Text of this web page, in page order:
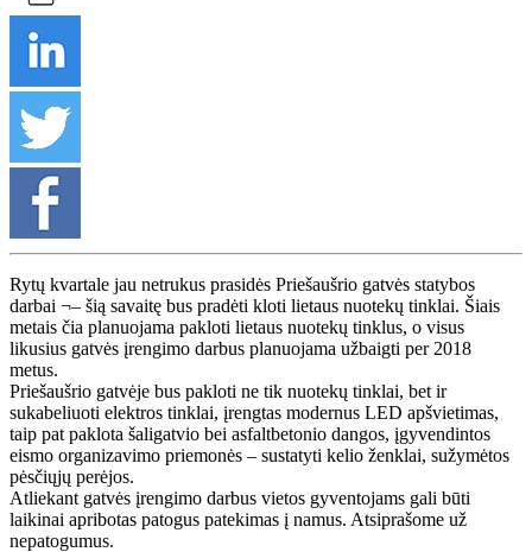
Rytų kvartale jau netrukus prasidės Priešaušrio gatvės statybos
darbai ¬– šią savaitę bus pradėti kloti lietaus nuotekų tinklai. Šiais
metais čia planuojama pakloti lietaus nuotekų tinklus, o visus
likusius gatvės įrengimo darbus planuojama užbaigti per 2018
metus.
Priešaušrio gatvėje bus pakloti ne tik nuotekų tinklai, bet ir
sukabeliuoti elektros tinklai, įrengtas modernus LED apšvietimas,
taip pat paklota šaligatvio bei asfaltbetonio dangos, įgyvendintos
eismo organizavimo priemonės – sustatyti kelio ženklai, sužymėtos
pėsčiųjų perėjos.
Atliekant gatvės įrengimo darbus vietos gyventojams gali būti
laikinai apribotas patogus patekimas į namus. Atsiprašome už
nepatogumus.